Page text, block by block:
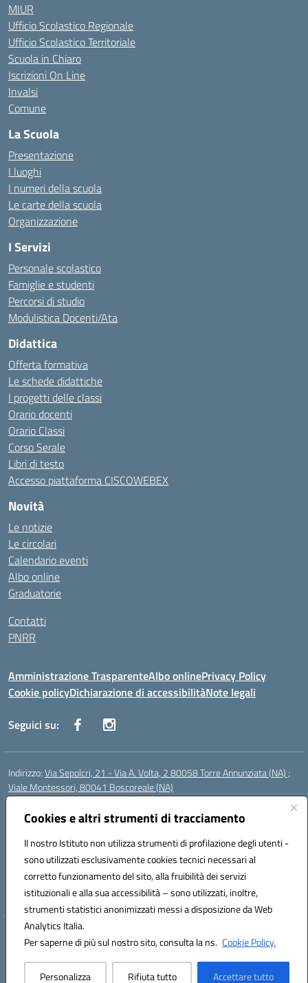
Cookies e altri strumenti di tracciamento
Il nostro Istituto non utilizza strumenti di profilazione degli utenti -
sono utilizzati esclusivamente cookies tecnici necessari al
corretto funzionamento del sito, alla fruibilità dei servizi
istituzionali e alla sua accessibilità – sono utilizzati, inoltre,
strumenti statistici anonimizzati messi a disposizione da Web
Analytics Italia.
Per saperne di più sul nostro sito, consulta la ns. Cookie Policy.
Personalizza Rifiuta tutto Accettare tutto
MIUR
Ufficio Scolastico Regionale
Ufficio Scolastico Territoriale
Scuola in Chiaro
Iscrizioni On Line
Invalsi
Comune
La Scuola
Presentazione
I luoghi
I numeri della scuola
Le carte della scuola
Organizzazione
I Servizi
Personale scolastico
Famiglie e studenti
Percorsi di studio
Modulistica Docenti/Ata
Didattica
Offerta formativa
Le schede didattiche
I progetti delle classi
Orario docenti
Orario Classi
Corso Serale
Libri di testo
Accesso piattaforma CISCOWEBEX
Novità
Le notizie
Le circolari
Calendario eventi
Albo online
Graduatorie
Contatti
PNRR
Amministrazione TrasparenteAlbo onlinePrivacy Policy
Cookie policyDichiarazione di accessibilitàNote legali
Seguici su:
Indirizzo:Via Sepolcri, 21 - Via A. Volta, 2 80058 Torre Annunziata (NA) ;
Viale Montessori, 80041 Boscoreale (NA)
Centralino:
Posta elettronica certificata (PEC):nais04100b@pec.istruzione.it
Codice fiscale: 82008750638
Codice meccanografico:NAIS04100B
Codice Indice delle Pubbliche Amministrazioni (IPA): istsc_nais04100b
Codice unico di fatturazione (CUF): UFELOU
Hosting & Powered by 3D Solution S.r.l.
Concept & Design by Designers Italia